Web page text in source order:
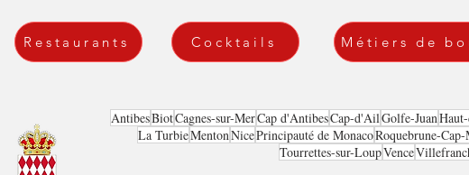
Restaurants Cocktails Métiers de
AntibesBiotCagnes-sur-MerCap d'AntibesCap-d'AilGolfe-Juan
La TurbieMentonNicePrincipauté de MonacoRoquebrune-
Tourrettes-sur-LoupVence